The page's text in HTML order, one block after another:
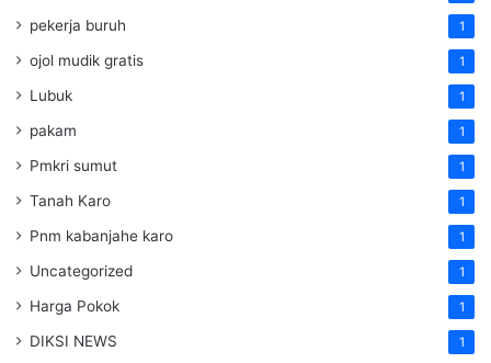
pekerja buruh 1
ojol mudik gratis 1
Lubuk 1
pakam 1
Pmkri sumut 1
Tanah Karo 1
Pnm kabanjahe karo 1
Uncategorized 1
Harga Pokok 1
DIKSI NEWS 1